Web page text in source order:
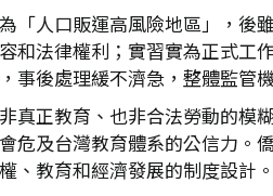
「人口販運高風險地區」，
和法律權利；實習實為正式工
事後處理緩不濟急，整體監管
真正教育、也非合法勞動的
危及台灣教育體系的公信力
、教育和經濟發展的制度設計。